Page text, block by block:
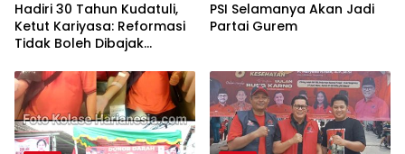
Hadiri 30 Tahun Kudatuli,
Ketut Kariyasa: Reformasi
Tidak Boleh Dibajak
PSI Selamanya Akan Jadi
Partai Gurem